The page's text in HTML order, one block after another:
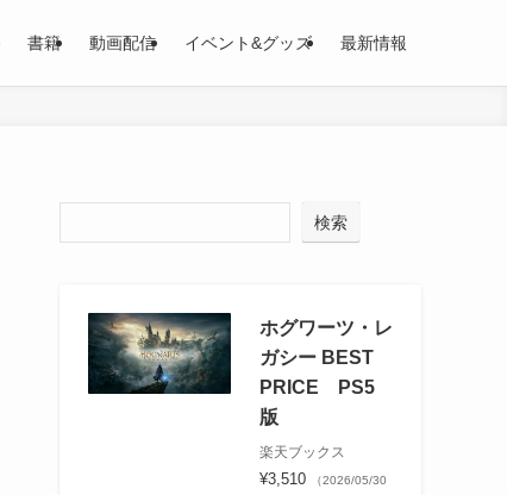
書籍 動画配信 イベント&グッズ 最新情報
検索
ホグワーツ・レ
ガシー BEST
PRICE PS5
版
楽天ブックス
¥3,510
（2026/05/30